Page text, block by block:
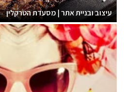
עיצוב ובניית אתר | מסעדת הטרקלין